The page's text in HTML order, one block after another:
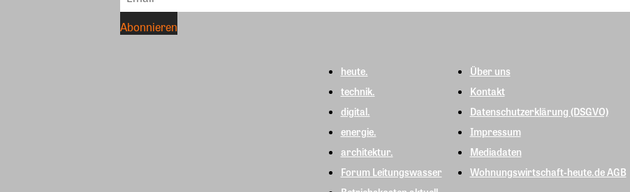
heute.
technik.
digital.
energie.
architektur.
Forum Leitungswasser
Über uns
Kontakt
Datenschutzerklärung (DSGVO)
Impressum
Mediadaten
Wohnungswirtschaft-heute.de AGB